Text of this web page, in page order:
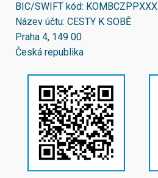
BIC/SWIFT kód: KOMBCZPPXXX
Název účtu: CESTY K SOBĚ
Praha 4, 149 00
Česká republika